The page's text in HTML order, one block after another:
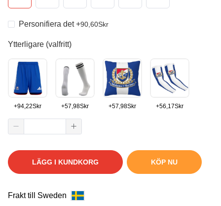
Personifiera det+90,60Skr
Ytterligare (valfritt)
+94,22Skr +57,98Skr +57,98Skr +56,17Skr
LÄGG I KUNDKORG KÖP NU
Frakt till Sweden